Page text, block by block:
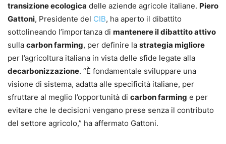
transizione ecologica delle aziende agricole italiane. Piero
Gattoni, Presidente del CIB, ha aperto il dibattito
sottolineando l’importanza di mantenere il dibattito attivo
sulla carbon farming, per definire la strategia migliore
per l’agricoltura italiana in vista delle sfide legate alla
decarbonizzazione. “È fondamentale sviluppare una
visione di sistema, adatta alle specificità italiane, per
sfruttare al meglio l’opportunità di carbon farming e per
evitare che le decisioni vengano prese senza il contributo
del settore agricolo,” ha affermato Gattoni.